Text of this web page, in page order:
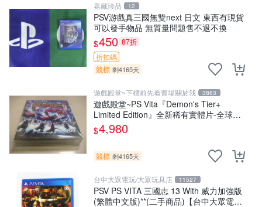
嘉藏珍品 12
PSV游戲真三國無雙next 日文 東西有現貨
可以發手物品 無質量問題售不退不換
$450 87折
折扣碼
競標 剩4165天
遊戲殿堂~下標前先看賣場關於我 3863
遊戲殿堂~PS Vita『Demon's Tier+
Limited Edition』全新稀有實體片-全球限
量1500片
$4,980
競標 剩4165天
台中大眾電玩/大眾玩具店 11527
PSV PS VITA 三國志 13 With 威力加強版
(繁體中文版)**(二手商品)【台中大眾電